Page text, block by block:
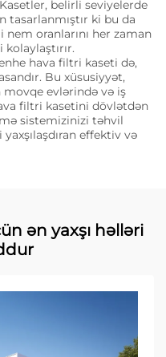
belirli seviyelerde
tasarlanmıştır ki bu da
nem oranlarını her zaman
hava filtri kaseti də,
Bu xüsusiyyət,
evlərində və iş
filtri kasetini dövlətdən
sistemizinizi təhvil
effektiv və
ən yaxşı həlləri